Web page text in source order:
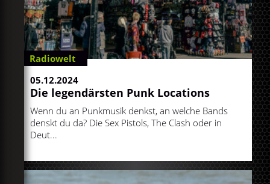
Radiowelt
05.12.2024
Die legendärsten Punk Locations
Wenn du an Punkmusik denkst, an welche Bands
denskt du da? Die Sex Pistols, The Clash oder in
Deut...